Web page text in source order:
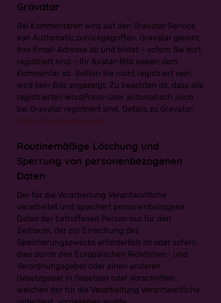
Gravatar
Bei Kommentaren wird auf den Gravatar Service
von Auttomatic zurückgegriffen. Gravatar gleicht
Ihre Email-Adresse ab und bildet – sofern Sie dort
registriert sind – Ihr Avatar-Bild neben dem
Kommentar ab. Sollten Sie nicht registriert sein,
wird kein Bild angezeigt. Zu beachten ist, dass alle
registrierten WordPress-User automatisch auch
bei Gravatar registriert sind. Details zu Gravatar:
https://de.gravatar.com
Routinemäßige Löschung und
Sperrung von personenbezogenen
Daten
Der für die Verarbeitung Verantwortliche
verarbeitet und speichert personenbezogene
Daten der betroffenen Person nur für den
Zeitraum, der zur Erreichung des
Speicherungszwecks erforderlich ist oder sofern
dies durch den Europäischen Richtlinien- und
Verordnungsgeber oder einen anderen
Gesetzgeber in Gesetzen oder Vorschriften,
welchen der für die Verarbeitung Verantwortliche
und Freiheiten sowie die berechtigten Interessen der
betroffenen Person zu wahren, wozu mindestens das
Recht auf Erwirkung des Eingreifens einer Person seitens
des Verantwortlichen, auf Darlegung des eigenen
Standpunkts und auf Anfechtung der Entscheidung
Möchte die betroffene Person Rechte mit Bezug auf
automatisierte Entscheidungen geltend machen, kann sie
sich hierzu jederzeit an einen Mitarbeiter des für die
Verarbeitung Verantwortlichen wenden.
i) Recht auf Widerruf einer datenschutzrechtlichen
Einwilligung
Jede von der Verarbeitung personenbezogener Daten
und Verordnungsgeber gewährte Recht, eine Einwilligung
zur Verarbeitung personenbezogener Daten jederzeit zu
Möchte die betroffene Person ihr Recht auf Widerruf
jederzeit an einen Mitarbeiter des für die Verarbeitung
Verantwortlichen wenden.
Rechtsgrundlage der Verarbeitung
Art. 6 Ilit. a DS-GVO dient unserem Unternehmen als
Rechtsgrundlage für Verarbeitungsvorgänge, bei denen wir
eine Einwilligung für einen bestimmten Verarbeitungszweck
einholen. Ist die Verarbeitung personenbezogener Daten zur
Erfüllung eines Vertrags, dessen Vertragspartei die
betroffene Person ist, erforderlich, wie dies beispielsweise bei
Verarbeitungsvorgängen der Fall ist, die für einelieferung von
Waren oder die Erbringung einer sonstigen Leistung oder
Gegenleistung notwendig sind, so beruht die Verarbeitung